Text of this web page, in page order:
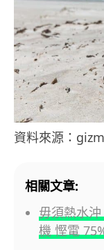
資料來源：
相關文章:
毋須熱水
機 慳電